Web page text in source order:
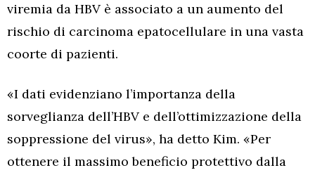
viremia da HBV è associato a un aumento del
rischio di carcinoma epatocellulare in una vasta
coorte di pazienti.
«I dati evidenziano l’importanza della
sorveglianza dell’HBV e dell’ottimizzazione della
soppressione del virus», ha detto Kim. «Per
ottenere il massimo beneficio protettivo dalla